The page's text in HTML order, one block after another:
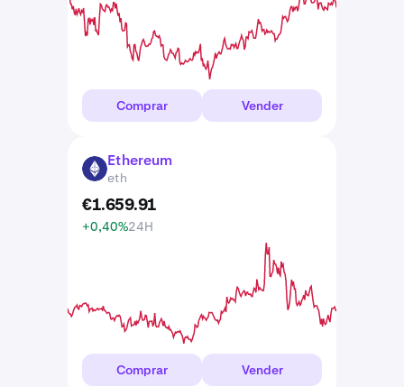
Comprar Vender
ETH Ethereum
eth
€1.659.91
+0,40%24H
Comprar Vender